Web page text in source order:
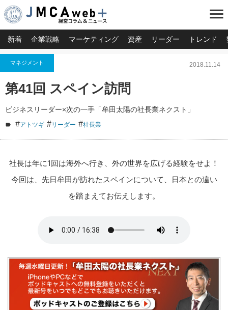
menu
新着 企業戦略 マーケティング 資産 リーダー トレンド
マネジメント 2018.11.14
第41回 スペイン訪問
ビジネスリーダー×次の一手「牟田太陽の社長業ネクスト」
#アトツギ #リーダー #社長業
社長は年に1回は海外へ行き、外の世界を広げる経験をせよ！
今回は、先日牟田が訪れたスペインについて、日本との違い
を踏まえてお伝えします。